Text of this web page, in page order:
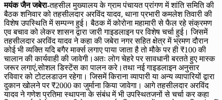
मयंक जैन जबेरा-तहसील मुख्यालय के ग्राम पंचायत प्रांगण में शांति समिति की
बैठक शनिवार को तहसीलदार अरविंद यादव, थाना प्रभारी कमलेश तिवारी की
विशेष उपस्थिति में सम्पन्न हुई। बैठक में कोरोना महामारी से फैल रहे संक्रमण
एव बचाव को लेकर शासन द्वारा जारी गाइडलाइन पर विशेष चर्चा हुई। जिसमें
तहसीलदार अरविंद यादव ने कहा की जबेरा नगर सहित क्षेत्र में भ्रमण दौरान
कोई भी व्यक्ति यदि बगैर मार्क्स लगाए पाया जाता है तो मौके पर ही ₹100 की
चालान की कार्यवाही की जावेगी।अतः लोग चेहरे पर सावधानी बरतते हुए मास्क
जरूर लगाएं,सोशल डिस्टेंस का पालन करे।तथा नई गाइडलाइन अनुसार
रविवार को टोटलडाउन रहेगा। जिसमें किराना व्यापारी या अन्य व्यापारियों द्वारा
दुकान खोलने पर ₹2000 का जुर्माना किया जावेगा। आगे तहसीलदार अरविंद
यादव ने गणेश प्रतिमा स्थापना के संबंध में भी उपस्थितजनों से चर्चा कर कहा